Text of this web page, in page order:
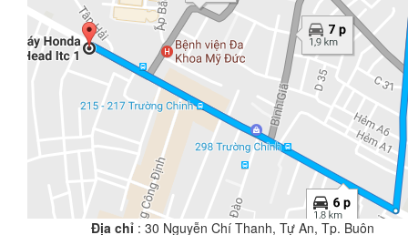
Địa chỉ : 30 Nguyễn Chí Thanh, Tự An, Tp. Buôn